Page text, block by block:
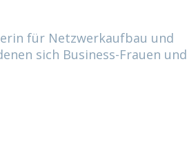
für Netzwerkaufbau und
sich Business-Frauen und